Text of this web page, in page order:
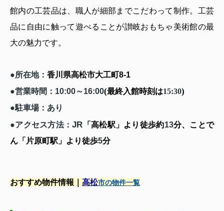
館内の工芸品は、職人が細部までこだわって制作。工芸
品に自由に触って遊べることが讃岐おもちゃ美術館の最
大の魅力です。
●所在地： 香川県高松市大工町8-1
●営業時間： 10:00～16:00(最終入館時刻は15:30)
●駐車場：あり
●アクセス方法：JR 「高松駅」より徒歩約13分、ことで
ん「片原町駅」より徒歩5分
おすすめ物件情報｜ 高松市の物件一覧